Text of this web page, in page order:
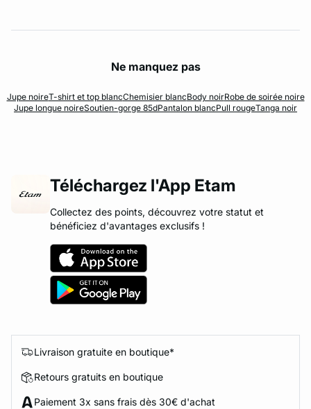
Ne manquez pas
Jupe noireT-shirt et top blancChemisier blancBody noirRobe de soirée noire
Jupe longue noireSoutien-gorge 85dPantalon blancPull rougeTanga noir
Téléchargez l'App Etam
Collectez des points, découvrez votre statut et
bénéficiez d'avantages exclusifs !
Livraison gratuite en boutique*
Retours gratuits en boutique
Paiement 3x sans frais dès 30€ d'achat